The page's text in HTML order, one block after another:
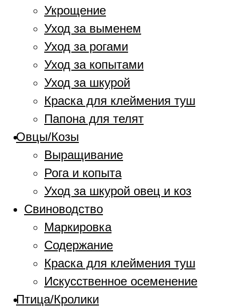
Укрощение
Уход за выменем
Уход за рогами
Уход за копытами
Уход за шкурой
Краска для клеймения туш
Папона для телят
Овцы/Козы
Выращивание
Рога и копыта
Уход за шкурой овец и коз
Свиноводство
Маркировка
Содержание
Краска для клеймения туш
Искусственное осеменение
Птица/Кролики